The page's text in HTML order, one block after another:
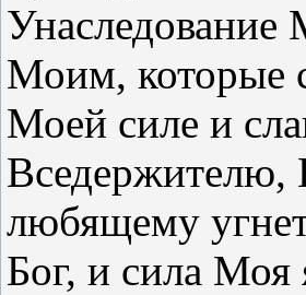
Моим, которые
Моей силе и
Вседержителю,
любящему
Бог, и сила Моя